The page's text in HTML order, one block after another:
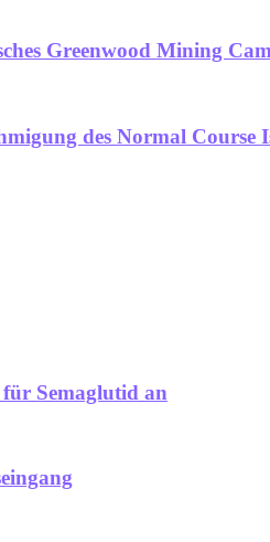
Greenwood Mining
des Normal
Semaglutid an